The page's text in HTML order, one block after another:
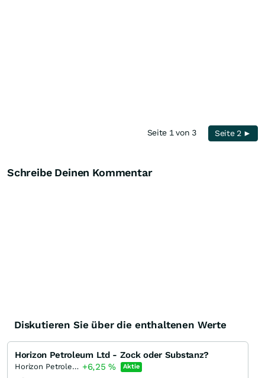
Seite 1 von 3 Seite 2 ►
Schreibe Deinen Kommentar
Diskutieren Sie über die enthaltenen Werte
Horizon Petroleum Ltd - Zock oder Substanz?
Horizon Petroleum +6,25% Aktie